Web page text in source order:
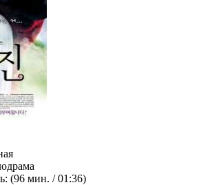
(96 мин. / 01:36)